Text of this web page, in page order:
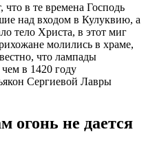
что в те времена Господь
над входом в Кулуквию, а
тело Христа, в этот миг
молились в храме,
что лампады
в 1420 году
Сергиевой Лавры
огонь не дается